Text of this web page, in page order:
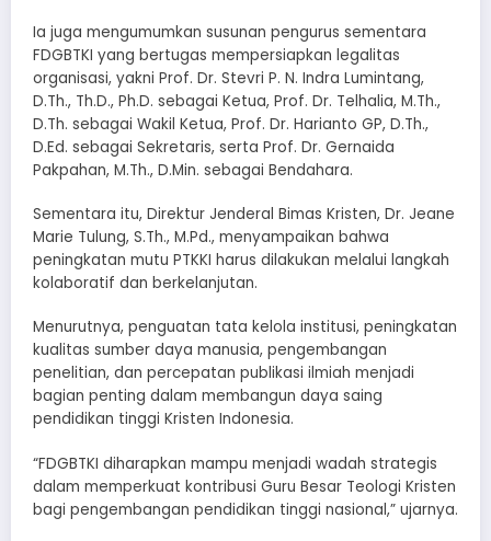
Ia juga mengumumkan susunan pengurus sementara
FDGBTKI yang bertugas mempersiapkan legalitas
organisasi, yakni Prof. Dr. Stevri P. N. Indra Lumintang,
D.Th., Th.D., Ph.D. sebagai Ketua, Prof. Dr. Telhalia, M.Th.,
D.Th. sebagai Wakil Ketua, Prof. Dr. Harianto GP, D.Th.,
D.Ed. sebagai Sekretaris, serta Prof. Dr. Gernaida
Pakpahan, M.Th., D.Min. sebagai Bendahara.
Sementara itu, Direktur Jenderal Bimas Kristen, Dr. Jeane
Marie Tulung, S.Th., M.Pd., menyampaikan bahwa
peningkatan mutu PTKKI harus dilakukan melalui langkah
kolaboratif dan berkelanjutan.
Menurutnya, penguatan tata kelola institusi, peningkatan
kualitas sumber daya manusia, pengembangan
penelitian, dan percepatan publikasi ilmiah menjadi
bagian penting dalam membangun daya saing
pendidikan tinggi Kristen Indonesia.
“FDGBTKI diharapkan mampu menjadi wadah strategis
dalam memperkuat kontribusi Guru Besar Teologi Kristen
bagi pengembangan pendidikan tinggi nasional,” ujarnya.